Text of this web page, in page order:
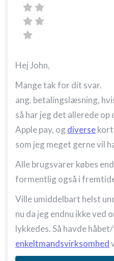
Hej John,
Mange tak for dit svar.
ang. betalingslæsning,
så har jeg det allerede op
Apple pay, og diverse
som jeg meget gerne vil
Alle brugsvarer købes
formentlig også i
Ville umiddelbart helst
nu da jeg endnu ikke
lykkedes. Så havde
enkeltmandsvirksomhed